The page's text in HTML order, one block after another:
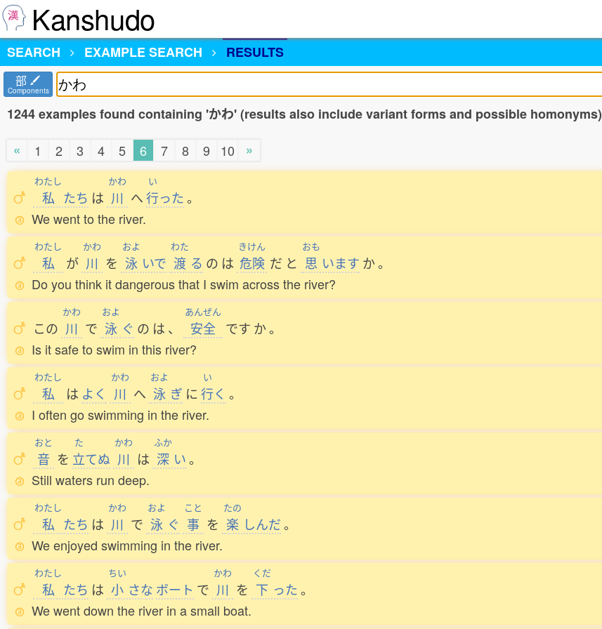
Kanshudo
SEARCH
EXAMPLE SEARCH RESULTS
部
Components
1244 examples found containing 'かわ' (results also include variant forms and possible homonyms)
«
1 2 3 4 5 6 7 8 9 10 »
わたし
私 たち は
かわ
川 へ
い
行った。
We went to the river.
わたし
私 が
かわ
川 を
およ
泳 いで
わた
渡 る の は
きけん
危険 だ と
おも
思 います か。
Do you think it dangerous that I swim across the river?
この
かわ
川 で
およ
泳 ぐ の は 、
あんぜん
安全 です か。
Is it safe to swim in this river?
わたし
私 は よく
かわ
川 へ
およ
泳 ぎ に
い
行く 。
I often go swimming in the river.
おと
音 を
た
立てぬ
かわ
川 は
ふか
深 い。
Still waters run deep.
わたし
私 たち は
かわ
川 で
およ
泳 ぐ
こと
事 を
たの
楽 しんだ。
We enjoyed swimming in the river.
わたし
私 たち は
ちい
小 さな ボート で
かわ
川 を
くだ
下 った。
We went down the river in a small boat.